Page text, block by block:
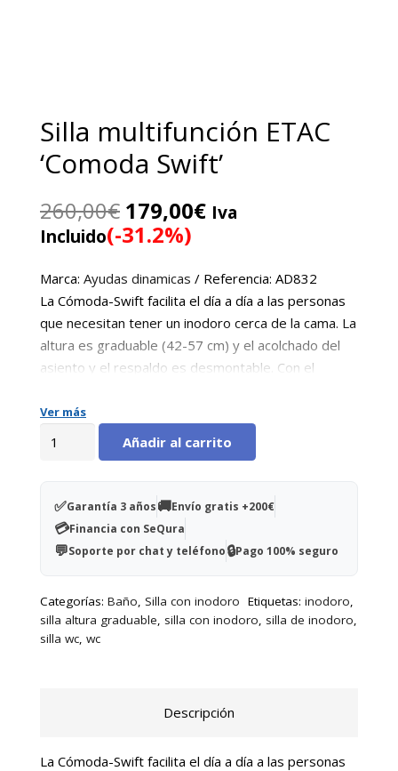
Silla multifunción ETAC
‘Comoda Swift’
260,00€ El
precio
original
era:
260,00€.
179,00€El
es:
179,00€.
Iva
Incluido(-31.2%)
Marca: Ayudas dinamicas / Referencia: AD832
La Cómoda-Swift facilita el día a día a las personas
que necesitan tener un inodoro cerca de la cama. La
altura es graduable (42-57 cm) y el acolchado del
asiento y el respaldo es desmontable. Con el
usar para vestirse y desvestirse.
Ver más
multifunción
'Comoda
Swift'
cantidad
Añadir al carrito
✅Garantía 3 años🚚Envío gratis +200€
💳Financia con SeQura
💬Soporte por chat y teléfono🔒Pago 100% seguro
Categorías: Baño Silla con inodoro Etiquetas: inodoro
silla altura graduable silla con inodoro silla de inodoro
silla wc wc
Descripción
La Cómoda-Swift facilita el día a día a las personas